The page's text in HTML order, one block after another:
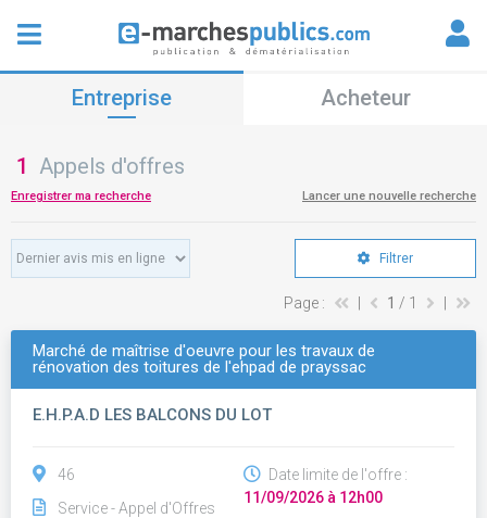
Entreprise Acheteur
1 Appels d'offres
Enregistrer ma recherche Lancer une nouvelle recherche
Filtrer
Page : 1 / 1
Marché de maîtrise d'oeuvre pour les travaux de
rénovation des toitures de l'ehpad de prayssac
E.H.P.A.D LES BALCONS DU LOT
46
Service - Appel d'Offres
Date limite de l'offre :
11/09/2026 à 12h00